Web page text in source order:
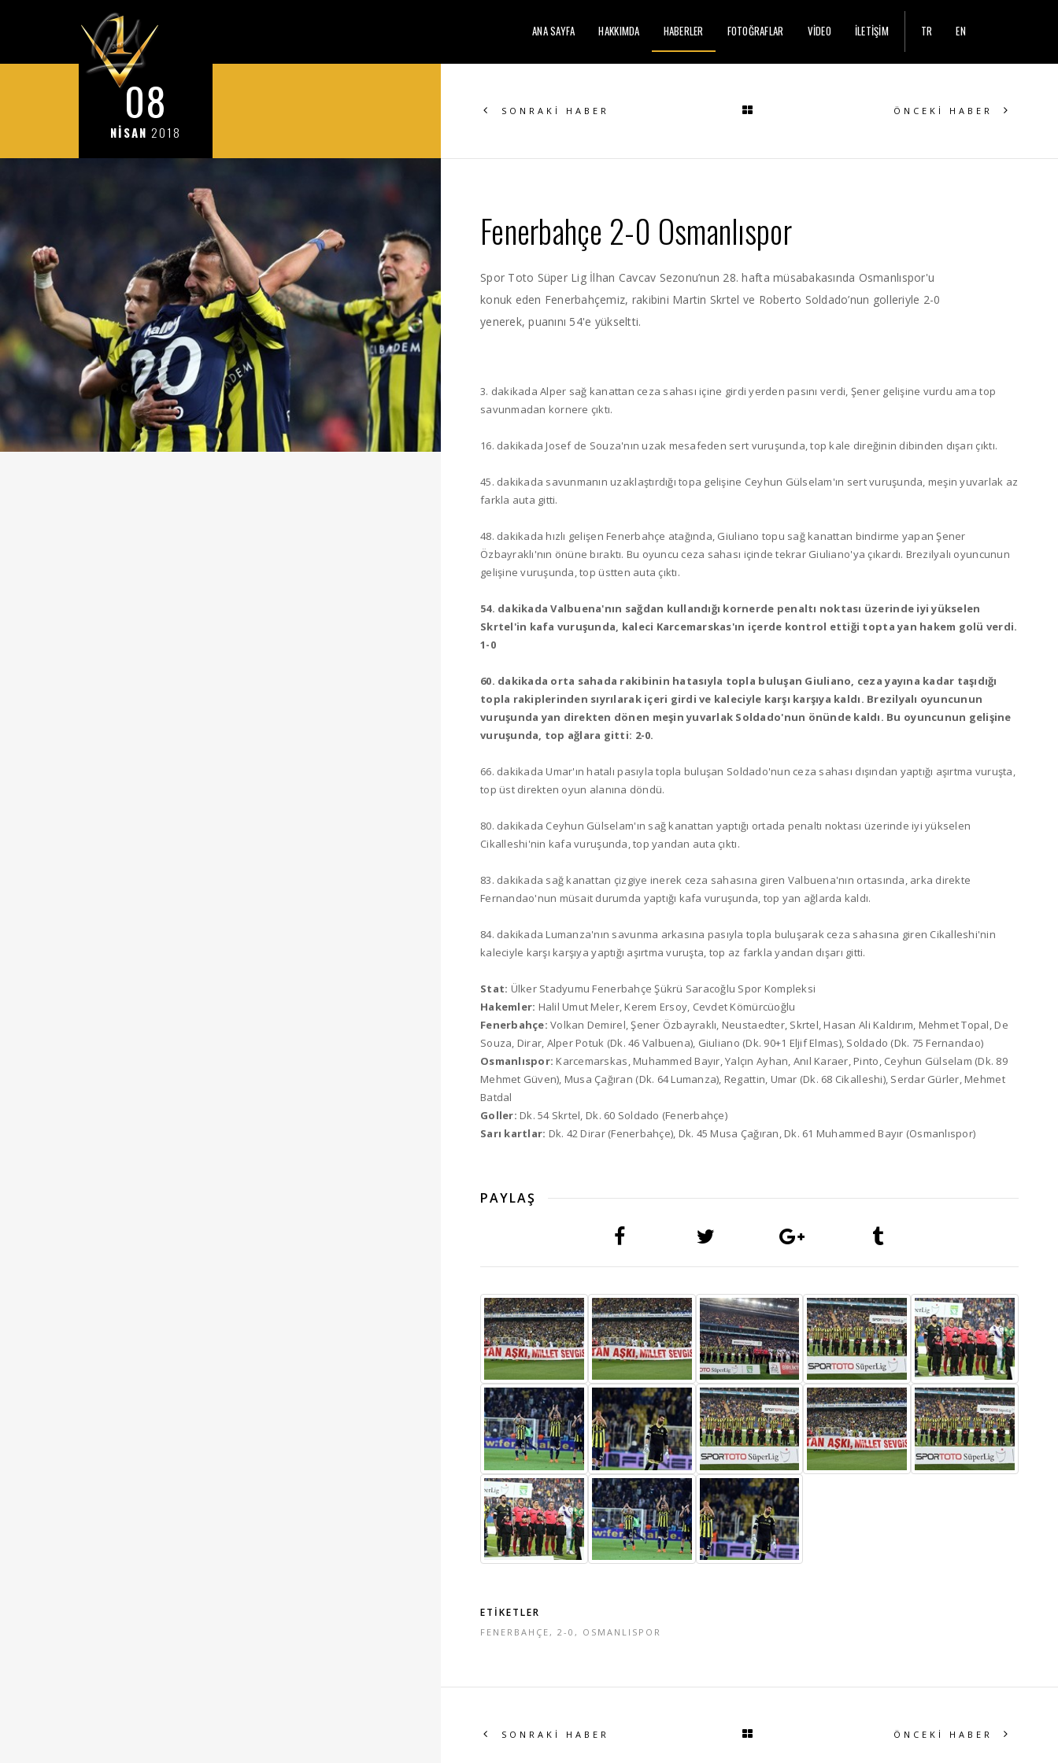
ANA SAYFA HAKKIMDA HABERLER FOTOĞRAFLAR VİDEO İLETİŞİM TR EN
08
NİSAN 2018
SONRAKİ HABER ÖNCEKİ HABER
Fenerbahçe 2-0 Osmanlıspor
Spor Toto Süper Lig İlhan Cavcav Sezonu’nun 28. hafta müsabakasında Osmanlıspor'u
konuk eden Fenerbahçemiz, rakibini Martin Skrtel ve Roberto Soldado’nun golleriyle 2-0
yenerek, puanını 54'e yükseltti.
3. dakikada Alper sağ kanattan ceza sahası içine girdi yerden pasını verdi, Şener gelişine vurdu ama top
savunmadan kornere çıktı.
16. dakikada Josef de Souza'nın uzak mesafeden sert vuruşunda, top kale direğinin dibinden dışarı çıktı.
45. dakikada savunmanın uzaklaştırdığı topa gelişine Ceyhun Gülselam'ın sert vuruşunda, meşin yuvarlak az
farkla auta gitti.
48. dakikada hızlı gelişen Fenerbahçe atağında, Giuliano topu sağ kanattan bindirme yapan Şener
Özbayraklı'nın önüne bıraktı. Bu oyuncu ceza sahası içinde tekrar Giuliano'ya çıkardı. Brezilyalı oyuncunun
gelişine vuruşunda, top üstten auta çıktı.
54. dakikada Valbuena'nın sağdan kullandığı kornerde penaltı noktası üzerinde iyi yükselen
Skrtel'in kafa vuruşunda, kaleci Karcemarskas'ın içerde kontrol ettiği topta yan hakem golü verdi.
1-0
60. dakikada orta sahada rakibinin hatasıyla topla buluşan Giuliano, ceza yayına kadar taşıdığı
topla rakiplerinden sıyrılarak içeri girdi ve kaleciyle karşı karşıya kaldı. Brezilyalı oyuncunun
vuruşunda yan direkten dönen meşin yuvarlak Soldado'nun önünde kaldı. Bu oyuncunun gelişine
vuruşunda, top ağlara gitti: 2-0.
66. dakikada Umar'ın hatalı pasıyla topla buluşan Soldado'nun ceza sahası dışından yaptığı aşırtma vuruşta,
top üst direkten oyun alanına döndü.
80. dakikada Ceyhun Gülselam'ın sağ kanattan yaptığı ortada penaltı noktası üzerinde iyi yükselen
Cikalleshi'nin kafa vuruşunda, top yandan auta çıktı.
83. dakikada sağ kanattan çizgiye inerek ceza sahasına giren Valbuena'nın ortasında, arka direkte
Fernandao'nun müsait durumda yaptığı kafa vuruşunda, top yan ağlarda kaldı.
84. dakikada Lumanza'nın savunma arkasına pasıyla topla buluşarak ceza sahasına giren Cikalleshi'nin
kaleciyle karşı karşıya yaptığı aşırtma vuruşta, top az farkla yandan dışarı gitti.
Stat: Ülker Stadyumu Fenerbahçe Şükrü Saracoğlu Spor Kompleksi
Hakemler: Halil Umut Meler, Kerem Ersoy, Cevdet Kömürcüoğlu
Fenerbahçe: Volkan Demirel, Şener Özbayraklı, Neustaedter, Skrtel, Hasan Ali Kaldırım, Mehmet Topal, De
Souza, Dirar, Alper Potuk (Dk. 46 Valbuena), Giuliano (Dk. 90+1 Eljif Elmas), Soldado (Dk. 75 Fernandao)
Osmanlıspor: Karcemarskas, Muhammed Bayır, Yalçın Ayhan, Anıl Karaer, Pinto, Ceyhun Gülselam (Dk. 89
Mehmet Güven), Musa Çağıran (Dk. 64 Lumanza), Regattin, Umar (Dk. 68 Cikalleshi), Serdar Gürler, Mehmet
Batdal
Goller: Dk. 54 Skrtel, Dk. 60 Soldado (Fenerbahçe)
Sarı kartlar: Dk. 42 Dirar (Fenerbahçe), Dk. 45 Musa Çağıran, Dk. 61 Muhammed Bayır (Osmanlıspor)
PAYLAŞ
ETİKETLER
FENERBAHÇE , 2-0 , OSMANLISPOR
SONRAKİ HABER ÖNCEKİ HABER